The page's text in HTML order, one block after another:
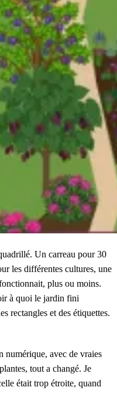
Un carreau pour 30
les différentes cultures, une
plus ou moins.
à quoi le jardin fini
rectangles et des étiquettes.
numérique, avec de vraies
tout a changé. Je
était trop étroite, quand